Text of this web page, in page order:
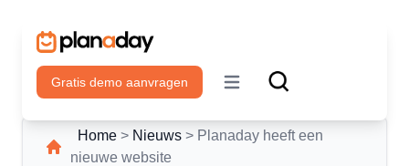
Gratis demo aanvragen
Open main menu
Home > Nieuws > Planaday heeft een
nieuwe website